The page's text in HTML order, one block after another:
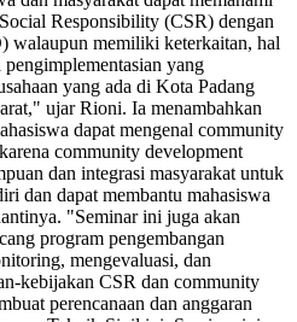
Responsibility (CSR) dengan
walaupun memiliki keterkaitan, hal
yang
yang ada di Kota Padang
ujar Rioni. Ia menambahkan
dapat mengenal community
community development
dan integrasi masyarakat untuk
dan dapat membantu mahasiswa
"Seminar ini juga akan
program pengembangan
mengevaluasi, dan
kebijakan CSR dan community
perencanaan dan anggaran